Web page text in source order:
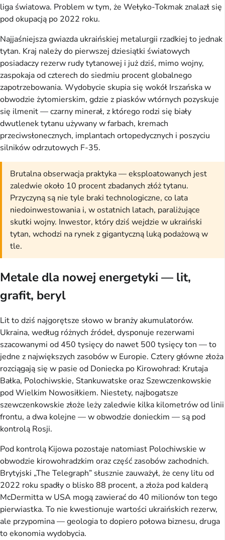
liga światowa. Problem w tym, że Wełyko-Tokmak znalazł się
pod okupacją po 2022 roku.
Najjaśniejsza gwiazda ukraińskiej metalurgii rzadkiej to jednak
tytan. Kraj należy do pierwszej dziesiątki światowych
posiadaczy rezerw rudy tytanowej i już dziś, mimo wojny,
zaspokaja od czterech do siedmiu procent globalnego
zapotrzebowania. Wydobycie skupia się wokół Irszańska w
obwodzie żytomierskim, gdzie z piasków wtórnych pozyskuje
się ilmenit — czarny minerał, z którego rodzi się biały
dwutlenek tytanu używany w farbach, kremach
przeciwsłonecznych, implantach ortopedycznych i poszyciu
silników odrzutowych F-35.
Brutalna obserwacja praktyka — eksploatowanych jest
zaledwie około 10 procent zbadanych złóż tytanu.
Przyczyną są nie tyle braki technologiczne, co lata
niedoinwestowania i, w ostatnich latach, paraliżujące
skutki wojny. Inwestor, który dziś wejdzie w ukraiński
tytan, wchodzi na rynek z gigantyczną luką podażową w
tle.
Metale dla nowej energetyki — lit,
grafit, beryl
Lit to dziś najgorętsze słowo w branży akumulatorów.
Ukraina, według różnych źródeł, dysponuje rezerwami
szacowanymi od 450 tysięcy do nawet 500 tysięcy ton — to
jedne z największych zasobów w Europie. Cztery główne złoża
rozciągają się w pasie od Doniecka po Kirowohrad: Krutaja
Bałka, Polochiwskie, Stankuwatske oraz Szewczenkowskie
pod Wielkim Nowosiłkiem. Niestety, najbogatsze
szewczenkowskie złoże leży zaledwie kilka kilometrów od linii
frontu, a dwa kolejne — w obwodzie donieckim — są pod
kontrolą Rosji.
Pod kontrolą Kijowa pozostaje natomiast Polochiwskie w
obwodzie kirowohradzkim oraz część zasobów zachodnich.
Brytyjski „The Telegraph” słusznie zauważył, że ceny litu od
2022 roku spadły o blisko 88 procent, a złoża pod kalderą
McDermitta w USA mogą zawierać do 40 milionów ton tego
pierwiastka. To nie kwestionuje wartości ukraińskich rezerw,
ale przypomina — geologia to dopiero połowa biznesu, druga
to ekonomia wydobycia.